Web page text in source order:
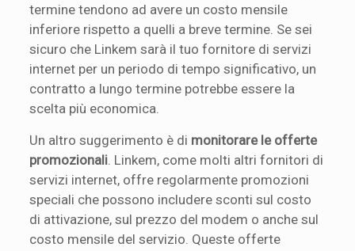
termine tendono ad avere un costo mensile
inferiore rispetto a quelli a breve termine. Se sei
sicuro che Linkem sarà il tuo fornitore di servizi
internet per un periodo di tempo significativo, un
contratto a lungo termine potrebbe essere la
scelta più economica.
Un altro suggerimento è di monitorare le offerte
promozionali . Linkem, come molti altri fornitori di
servizi internet, offre regolarmente promozioni
speciali che possono includere sconti sul costo
di attivazione, sul prezzo del modem o anche sul
costo mensile del servizio. Queste offerte